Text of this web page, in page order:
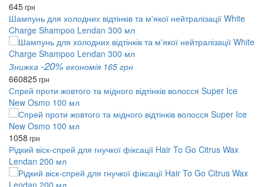
645грн
Шампунь для холодних відтінків та м'якої нейтралізації White
Charge Shampoo Lendan 300 мл
Знижка -20% економія 165 грн
660825грн
Спрей проти жовтого та мідного відтінків волосся Super Ice
New Osmo 100 мл
1058 грн
Рідкий віск-спрей для гнучкої фіксації Hair To Go Citrus Wax
Lendan 200 мл